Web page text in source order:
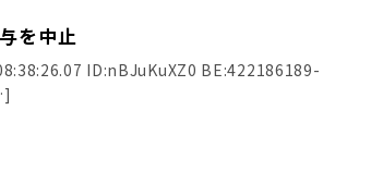
を中止
ID:nBJuKuXZ0 BE:422186189-